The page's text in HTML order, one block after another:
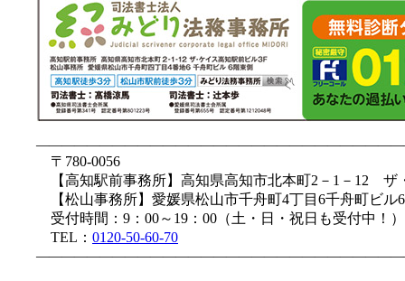
〒780-0056
【高知駅前事務所】高知県高知市北本町2－1－12 ザ
【松山事務所】愛媛県松山市千舟町4丁目6千舟町ビル
受付時間：9：00～19：00（土・日・祝日も受付中！）
TEL： 0120-50-60-70